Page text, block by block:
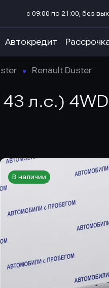
с 09:00 по 21:00, без
Автокредит
Renault Duster
л.с.)
В наличии